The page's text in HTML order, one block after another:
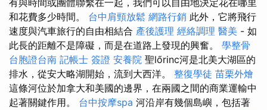
有與時間或團體聯繫在一起，我們可以自由地決定花在哪里
和花費多少時間。 台中肩頸放鬆 網路行銷 此外，它將飛行
速度與汽車旅行的自由相結合 產後護理 經絡調理 醫美 - 如
此長的距離不是障礙，而是在道路上發現的興奮。 學整骨
台胞證台南 記帳士 簽證 安養院 聖lőrinc河是北美大湖區的
排水，從安大略湖開始，流到大西洋。 整復學徒 苗栗外燴
這條河位於加拿大和美國的邊界，在兩國之間的商業運輸中
起著關鍵作用。 台中按摩spa 河沿岸有幾個島嶼，包括著